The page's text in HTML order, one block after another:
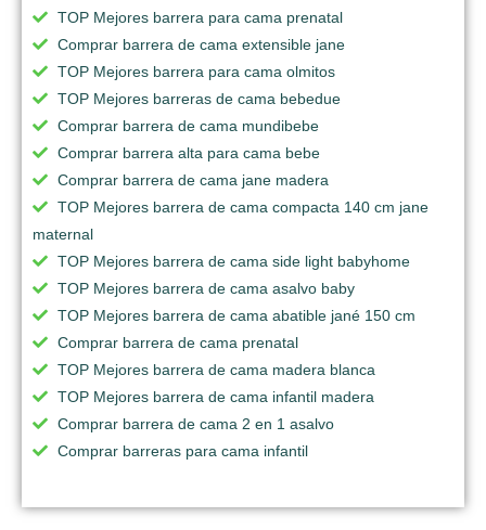
TOP Mejores barrera para cama prenatal
Comprar barrera de cama extensible jane
TOP Mejores barrera para cama olmitos
TOP Mejores barreras de cama bebedue
Comprar barrera de cama mundibebe
Comprar barrera alta para cama bebe
Comprar barrera de cama jane madera
TOP Mejores barrera de cama compacta 140 cm jane
maternal
TOP Mejores barrera de cama side light babyhome
TOP Mejores barrera de cama asalvo baby
TOP Mejores barrera de cama abatible jané 150 cm
Comprar barrera de cama prenatal
TOP Mejores barrera de cama madera blanca
TOP Mejores barrera de cama infantil madera
Comprar barrera de cama 2 en 1 asalvo
Comprar barreras para cama infantil